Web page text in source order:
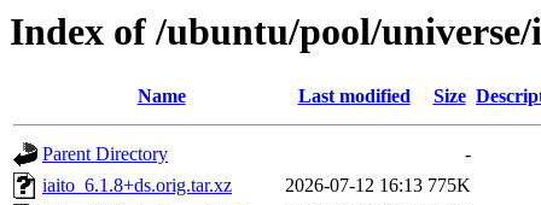
Index of /ubuntu/pool/
Name Last modified Size
Parent Directory
-
iaito_6.1.8+ds.orig.tar.xz
2026-07-12 16:13 775K